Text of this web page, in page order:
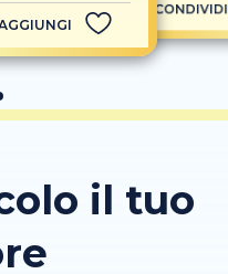
CONDIVIDI
il tuo